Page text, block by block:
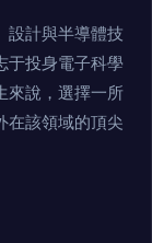
設計與半導體技
于投身電子科學
來說，選擇一所
在該領域的頂尖